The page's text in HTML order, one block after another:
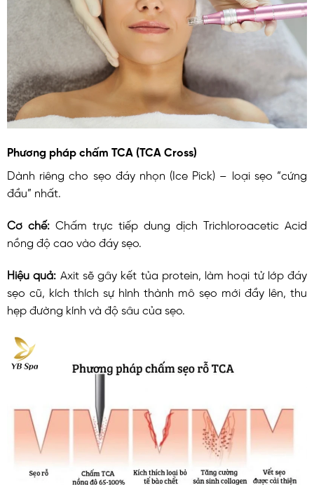
Phương pháp chấm TCA (TCA Cross)
Dành riêng cho sẹo đáy nhọn (Ice Pick) – loại sẹo “cứng
đầu” nhất.
Cơ chế: Chấm trực tiếp dung dịch Trichloroacetic Acid
nồng độ cao vào đáy sẹo.
Hiệu quả: Axit sẽ gây kết tủa protein, làm hoại tử lớp đáy
sẹo cũ, kích thích sự hình thành mô sẹo mới đầy lên, thu
hẹp đường kính và độ sâu của sẹo.